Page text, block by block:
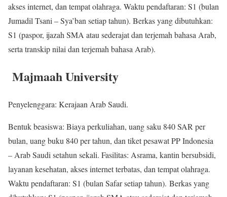
akses internet, dan tempat olahraga. Waktu pendaftaran: S1 (bulan
Jumadil Tsani – Sya’ban setiap tahun). Berkas yang dibutuhkan:
S1 (paspor, ijazah SMA atau sederajat dan terjemah bahasa Arab,
serta transkip nilai dan terjemah bahasa Arab).
Majmaah University
Penyelenggara: Kerajaan Arab Saudi.
Bentuk beasiswa: Biaya perkuliahan, uang saku 840 SAR per
bulan, uang buku 840 per tahun, dan tiket pesawat PP Indonesia
– Arab Saudi setahun sekali. Fasilitas: Asrama, kantin bersubsidi,
layanan kesehatan, akses internet terbatas, dan tempat olahraga.
Waktu pendaftaran: S1 (bulan Safar setiap tahun). Berkas yang